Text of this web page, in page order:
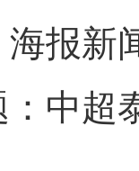
报新
：中超